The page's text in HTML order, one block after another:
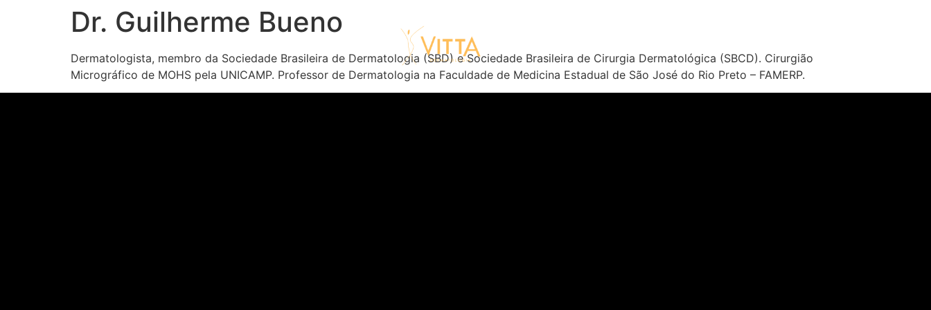
Dr. Guilherme Bueno
Dermatologista, membro da Sociedade Brasileira de Dermatologia (SBD) e Sociedade Brasileira de Cirurgia Dermatológica (SBCD). Cirurgião
Micrográfico de MOHS pela UNICAMP. Professor de Dermatologia na Faculdade de Medicina Estadual de São José do Rio Preto – FAMERP.